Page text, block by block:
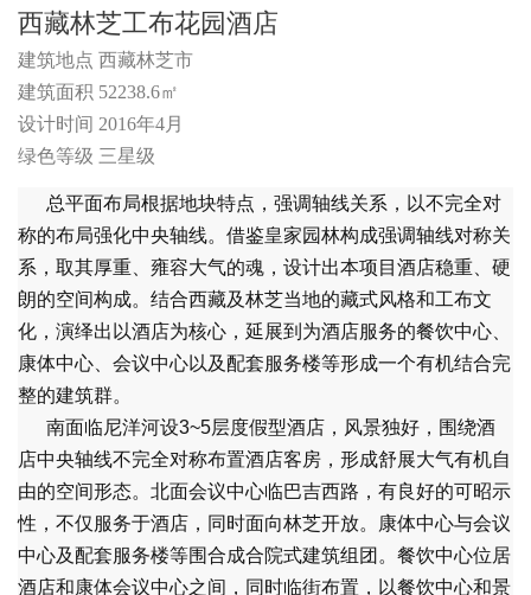
西藏林芝工布花园酒店
建筑地点 西藏林芝市
建筑面积 52238.6㎡
设计时间 2016年4月
绿色等级 三星级
总平面布局根据地块特点，强调轴线关系，以不完全对
称的布局强化中央轴线。借鉴皇家园林构成强调轴线对称关
系，取其厚重、雍容大气的魂，设计出本项目酒店稳重、硬
朗的空间构成。结合西藏及林芝当地的藏式风格和工布文
化，演绎出以酒店为核心，延展到为酒店服务的餐饮中心、
康体中心、会议中心以及配套服务楼等形成一个有机结合完
整的建筑群。
南面临尼洋河设3~5层度假型酒店，风景独好，围绕酒
店中央轴线不完全对称布置酒店客房，形成舒展大气有机自
由的空间形态。北面会议中心临巴吉西路，有良好的可昭示
性，不仅服务于酒店，同时面向林芝开放。康体中心与会议
中心及配套服务楼等围合成合院式建筑组团。餐饮中心位居
酒店和康体会议中心之间，同时临街布置，以餐饮中心和景